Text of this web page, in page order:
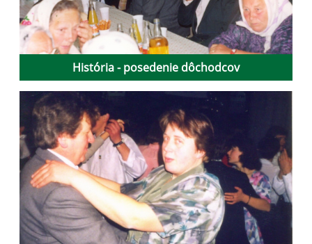
História - posedenie dôchodcov